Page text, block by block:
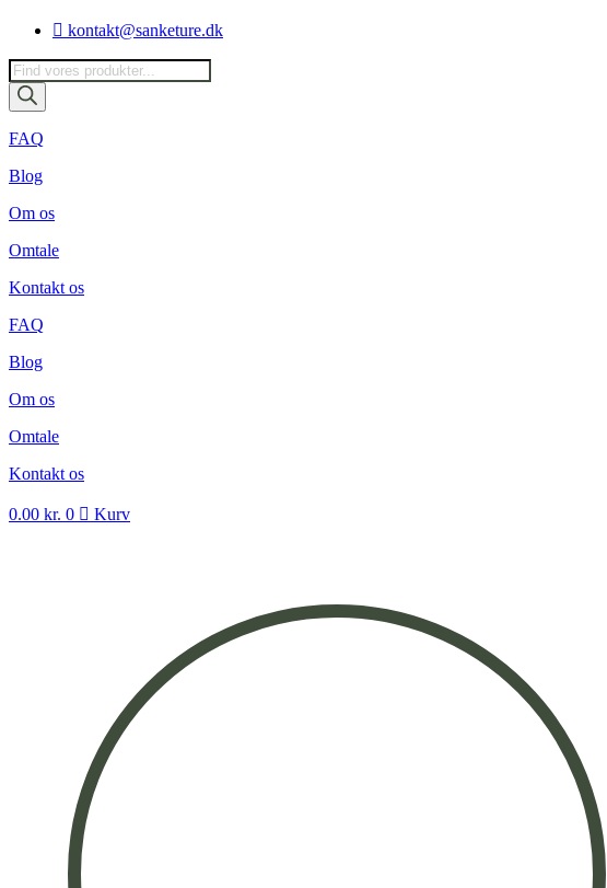
Videre
indhold
kontakt@sanketure.dk
Products
search
FAQ
Blog
Om os
Omtale
Kontakt os
FAQ
Blog
Om os
Omtale
Kontakt os
0.00 kr. 0 Kurv